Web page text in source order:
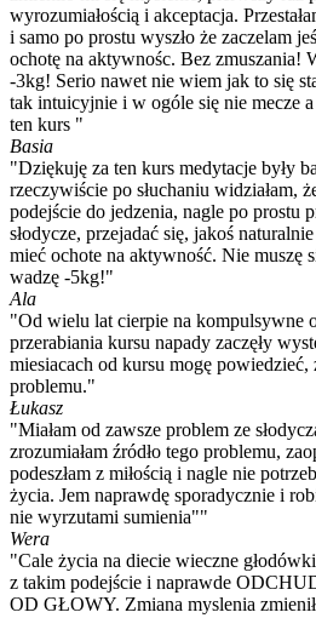
wyrozumiałością i akceptacja.
i samo po prostu wyszło że zaczelam
ochotę na aktywnośc. Bez zmuszania!
-3kg! Serio nawet nie wiem jak to się
tak intuicyjnie i w ogóle się nie mecze
ten kurs "
Basia
"Dziękuję za ten kurs medytacje były
rzeczywiście po słuchaniu widziałam,
podejście do jedzenia, nagle po prostu
słodycze, przejadać się, jakoś
mieć ochote na aktywność. Nie muszę
wadzę -5kg!"
Ala
"Od wielu lat cierpie na kompulsywne
przerabiania kursu napady zaczęły
miesiacach od kursu mogę powiedzieć,
problemu."
Łukasz
"Miałam od zawsze problem ze
zrozumiałam źródło tego problemu,
podeszłam z miłością i nagle nie
życia. Jem naprawdę sporadycznie i
nie wyrzutami sumienia""
Wera
"Cale życia na diecie wieczne
z takim podejście i naprawde
OD GŁOWY. Zmiana myslenia